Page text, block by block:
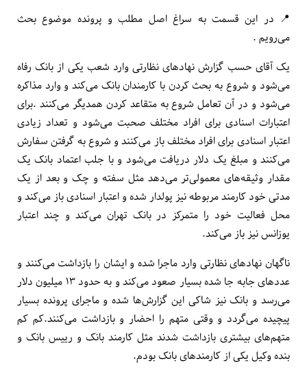
📍 در این قسمت به سراغ اصل مطلب و پرونده موضوع بحث
می‌رویم .
یک آقای حسب گزارش نهاد‌های نظارتی وارد شعب یکی از بانک رفاه
می‌شود و شروع به بحث کردن با کارمندان بانک می‌کند و وارد مذاکره
می‌شود و در آن تعامل شروع به متقاعد کردن همدیگر می‌کنند .برای
اعتبارات اسنادی برای افراد مختلف صحبت می‌شود و تعداد زیادی
اعتبار اسنادی برای افراد مختلف باز می‌کنند و شروع به گرفتن سفارش
می‌کنند و مبلغ یک دلار دریافت می‌شود و با جلب اعتماد بانک یک
مقدار وثیقه‌های معمولی‌تر می‌دهد مثل سفته و چک و بعد از یک
مدتی خود کارمند مربوطه نیز پولدار شده و اعتبار اسنادی باز می‌کند و
محل فعالیت خود را متمرکز در بانک تهران می‌کند و چند اعتبار
یوزانس نیز باز می‌کند.
ناگهان نهاد‌های نظارتی وارد ماجرا شده و ایشان را بازداشت می‌کنند و
عدد‌های جابه جا شده بسیار صعود می‌کند و به حدود ۱۳ میلیون دلار
می‌رسد و بانک نیز شاکی این گزارش‌ها شده و ماجرای پرونده بسیار
پیچیده می‌گردد و وقتی متهم را احضار و بازداشت می‌کنند.کم کم
متهم‌های بیشتری بازداشت شدند مثل کارمند بانک و رییس بانک و
بنده وکیل یکی از کارمندهای بانک بودم.